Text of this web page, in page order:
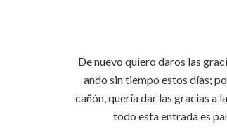
De nuevo quiero daros las
ando sin tiempo estos días;
cañón, quería dar las gracias a
todo esta entrada es